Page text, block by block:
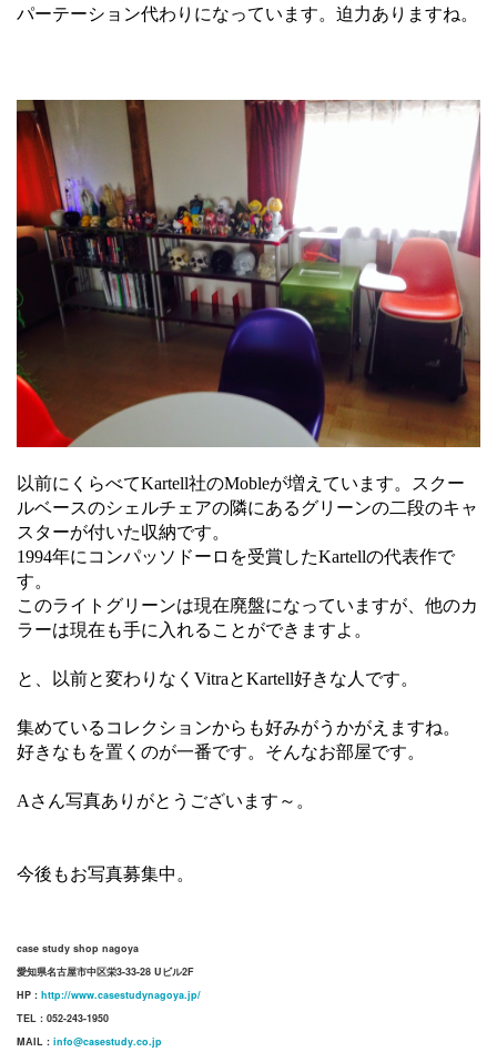
パーテーション代わりになっています。迫力ありますね。
以前にくらべてKartell社のMobleが増えています。スクー
ルベースのシェルチェアの隣にあるグリーンの二段のキャ
スターが付いた収納です。
1994年にコンパッソドーロを受賞したKartellの代表作で
す。
このライトグリーンは現在廃盤になっていますが、他のカ
ラーは現在も手に入れることができますよ。
と、以前と変わりなくVitraとKartell好きな人です。
集めているコレクションからも好みがうかがえますね。
好きなもを置くのが一番です。そんなお部屋です。
Aさん写真ありがとうございます～。
今後もお写真募集中。
case study shop nagoya
愛知県名古屋市中区栄3-33-28 Uビル2F
HP : http://www.casestudynagoya.jp/
TEL : 052-243-1950
MAIL : info@casestudy.co.jp